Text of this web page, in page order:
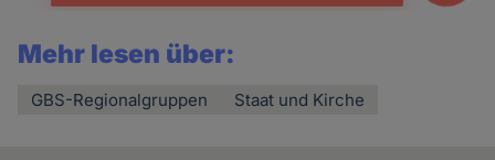
Mehr lesen über:
GBS-Regionalgruppen Staat und Kirche